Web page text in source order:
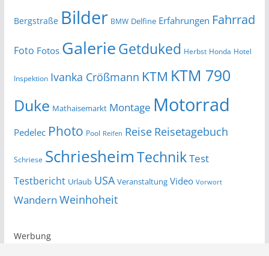
Bergstraße Bilder BMW Delfine Erfahrungen Fahrrad
Foto Fotos GalerieGetduked Herbst Honda Hotel
Inspektion Ivanka Crößmann KTM KTM 790
Duke Mathaisemarkt Montage Motorrad
Pedelec Photo Pool Reifen Reise Reisetagebuch
Schriese SchriesheimTechnikTest
Testbericht Urlaub USA Veranstaltung Video Vorwort
Wandern Weinhoheit
Werbung